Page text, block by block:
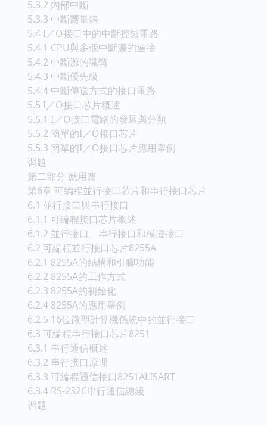
5.3.2 內部中斷
5.3.3 中斷嚮量錶
5.4 I／O接口中的中斷控製電路
5.4.1 CPU與多個中斷源的連接
5.4.2 中斷源的識彆
5.4.3 中斷優先級
5.4.4 中斷傳送方式的接口電路
5.5 I／O接口芯片概述
5.5.1 I／O接口電路的發展與分類
5.5.2 簡單的I／O接口芯片
5.5.3 簡單的I／O接口芯片應用舉例
習題
第二部分 應用篇
第6章 可編程並行接口芯片和串行接口芯片
6.1 並行接口與串行接口
6.1.1 可編程接口芯片概述
6.1.2 並行接口、串行接口和模擬接口
6.2 可編程並行接口芯片8255A
6.2.1 8255A的結構和引腳功能
6.2.2 8255A的工作方式
6.2.3 8255A的初始化
6.2.4 8255A的應用舉例
6.2.5 16位微型計算機係統中的並行接口
6.3 可編程串行接口芯片8251
6.3.1 串行通信概述
6.3.2 串行接口原理
6.3.3 可編程通信接口8251ALISART
6.3.4 RS-232C串行通信總綫
習題